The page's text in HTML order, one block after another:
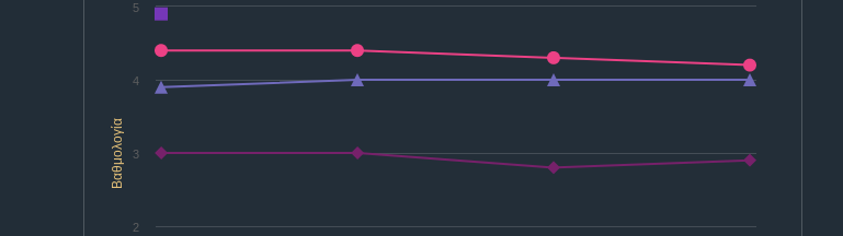
Βαθμολογία
2
3
4
5